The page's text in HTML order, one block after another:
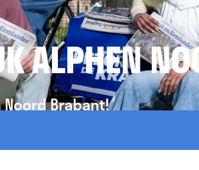
ALPHEN
Brabant!